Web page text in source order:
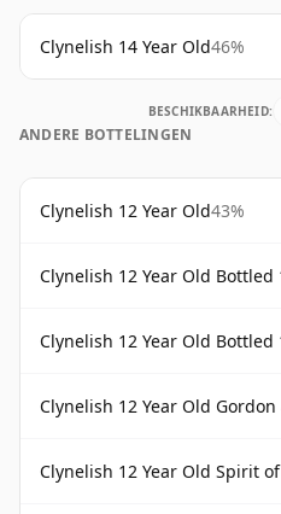
Clynelish 14 Year Old46%
BESCHIKBAARHEID:
ANDERE BOTTELINGEN
Clynelish 12 Year Old43%
Clynelish 12 Year Old Bottled
Clynelish 12 Year Old Bottled
Clynelish 12 Year Old
Clynelish 12 Year Old Spirit of